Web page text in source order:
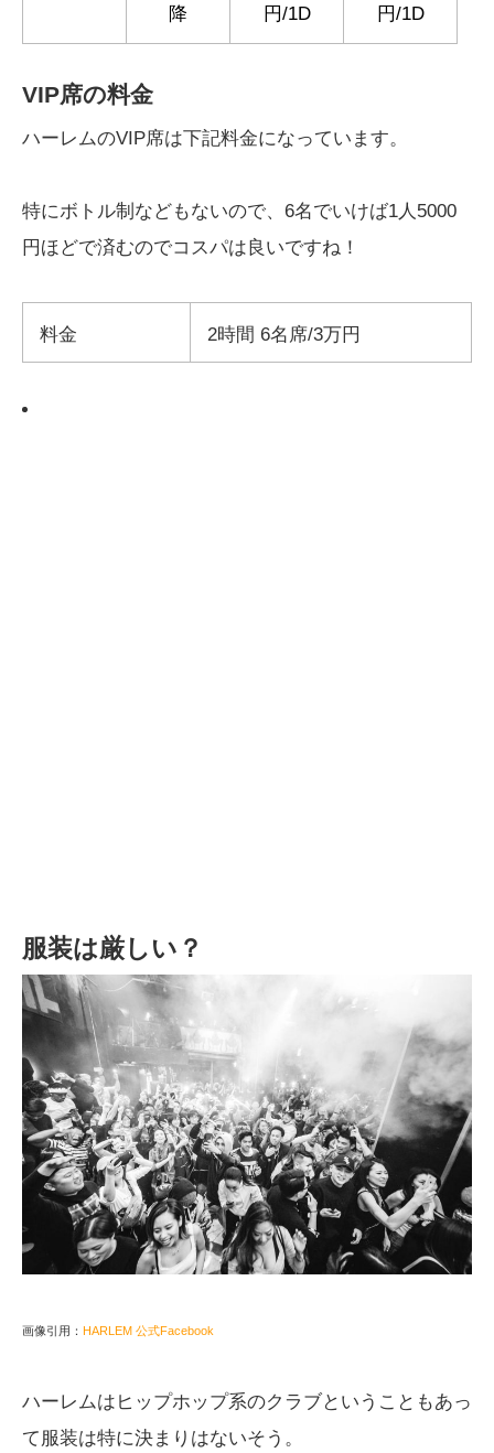
降 円/1D 円/1D
VIP席の料金
ハーレムのVIP席は下記料金になっています。
特にボトル制などもないので、6名でいけば1人5000
円ほどで済むのでコスパは良いですね！
料金 2時間 6名席/3万円
服装は厳しい？
画像引用： HARLEM 公式Facebook
ハーレムはヒップホップ系のクラブということもあっ
て服装は特に決まりはないそう。